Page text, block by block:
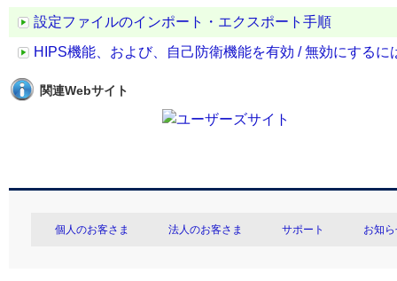
設定ファイルのインポート・エクスポート手順
HIPS機能、および、自己防衛機能を有効 / 無効にするに
関連Webサイト
個人のお客さま 法人のお客さま サポート お知